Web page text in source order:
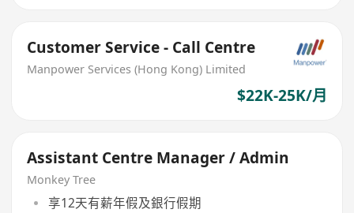
Customer Service - Call Centre
Manpower Services (Hong Kong) Limited
$22K-25K/月
Assistant Centre Manager / Admin
Monkey Tree
享12天有薪年假及銀行假期